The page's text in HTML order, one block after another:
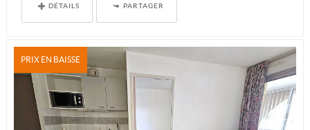
DÉTAILS PARTAGER
PRIX EN BAISSE